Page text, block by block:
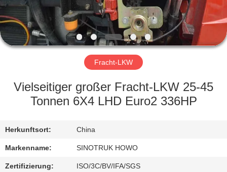
ÜBER
UNS
WERKSBESICHTIGUNG
QUALITÄTSKONTROLLE
KONTAKT
MIT
UNS
Fracht-LKW
Vielseitiger großer Fracht-LKW 25-45
Tonnen 6X4 LHD Euro2 336HP
Herkunftsort: China
Markenname: SINOTRUK HOWO
Zertifizierung: ISO/3C/BV/IFA/SGS